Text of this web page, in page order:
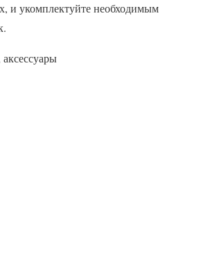
и укомплектуйте необходимым